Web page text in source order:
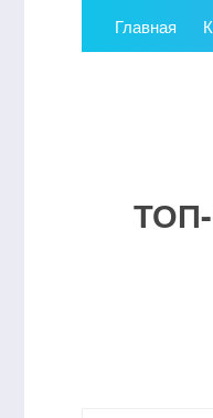
Главная